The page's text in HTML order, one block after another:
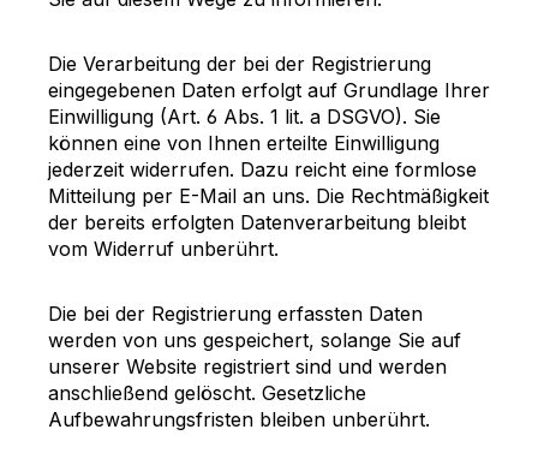
Die Verarbeitung der bei der Registrierung
eingegebenen Daten erfolgt auf Grundlage Ihrer
Einwilligung (Art. 6 Abs. 1 lit. a DSGVO). Sie
können eine von Ihnen erteilte Einwilligung
jederzeit widerrufen. Dazu reicht eine formlose
Mitteilung per E-Mail an uns. Die Rechtmäßigkeit
der bereits erfolgten Datenverarbeitung bleibt
vom Widerruf unberührt.
Die bei der Registrierung erfassten Daten
werden von uns gespeichert, solange Sie auf
unserer Website registriert sind und werden
anschließend gelöscht. Gesetzliche
Aufbewahrungsfristen bleiben unberührt.